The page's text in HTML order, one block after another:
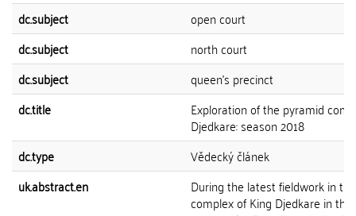
dc.subject
open court
dc.subject
north court
dc.subject
queen’s precinct
dc.title
Exploration of the pyramid
Djedkare: season 2018
dc.type
Vědecký článek
uk.abstract.en
During the latest fieldwork in
complex of King Djedkare in the